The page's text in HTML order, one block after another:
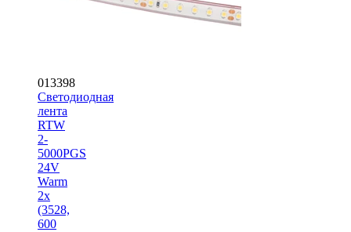
013398
Светодиодная
лента
RTW
2-
5000PGS
24V
Warm
2x
(3528,
600